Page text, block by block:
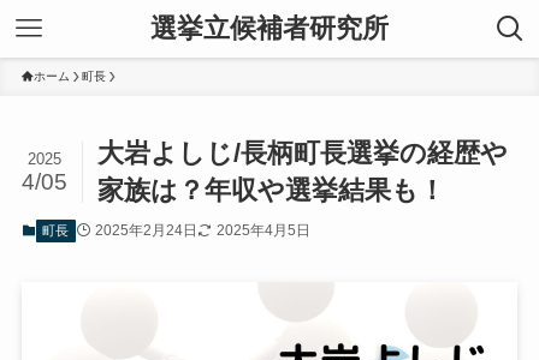
選挙立候補者研究所
ホーム 町長
大岩よしじ/長柄町長選挙の経歴や
家族は？年収や選挙結果も！
2025
4/05
町長 2025年2月24日 2025年4月5日